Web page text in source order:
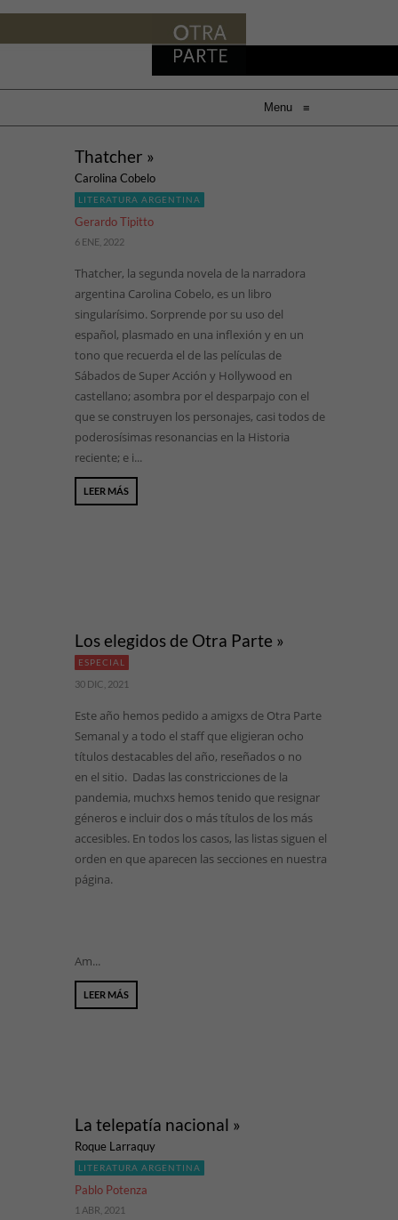
Menu ≡
Thatcher »
Carolina Cobelo
LITERATURA ARGENTINA
Gerardo Tipitto
6 ENE, 2022
Thatcher, la segunda novela de la narradora
argentina Carolina Cobelo, es un libro
singularísimo. Sorprende por su uso del
español, plasmado en una inflexión y en un
tono que recuerda el de las películas de
Sábados de Super Acción y Hollywood en
castellano; asombra por el desparpajo con el
que se construyen los personajes, casi todos de
poderosísimas resonancias en la Historia
reciente; e i...
LEER MÁS
Los elegidos de Otra Parte »
ESPECIAL
30 DIC, 2021
Este año hemos pedido a amigxs de Otra Parte
Semanal y a todo el staff que eligieran ocho
títulos destacables del año, reseñados o no
en el sitio. Dadas las constricciones de la
pandemia, muchxs hemos tenido que resignar
géneros e incluir dos o más títulos de los más
accesibles. En todos los casos, las listas siguen el
orden en que aparecen las secciones en nuestra
página.
Am...
LEER MÁS
La telepatía nacional »
Roque Larraquy
LITERATURA ARGENTINA
Pablo Potenza
1 ABR, 2021